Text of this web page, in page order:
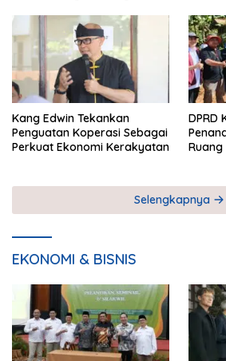
Kang Edwin Tekankan
Penguatan Koperasi Sebagai
Perkuat Ekonomi Kerakyatan
DPRD
Selengkapnya
EKONOMI & BISNIS